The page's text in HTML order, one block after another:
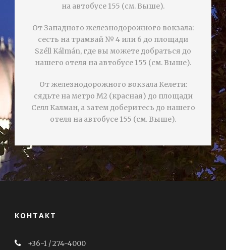
на автобусе 155 (см. Выше).
От Западного железнодорожного вокзала:
сесть на трамвай № 4 или 6 до площади
Széll Kálmán, где вы можете добраться до
нашего отеля на автобусе 155 (см. Выше).
От железнодорожного вокзала Келети:
сядьте на метро М2 (красная) до площади
Селл Калман, а затем доберитесь до нашего
отеля на автобусе 155 (см. Выше).
КОНТАКТ
+36-1 / 274-4000